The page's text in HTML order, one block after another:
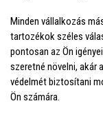
Minden vállalkozás
tartozékok széles
pontosan az Ön
szeretné növelni, akár
védelmét biztosítani
Ön számára.